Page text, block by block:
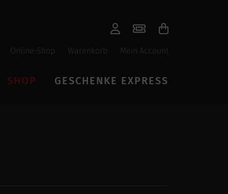
Online-Shop Warenkorb Mein Account
SHOP GESCHENKE EXPRESS